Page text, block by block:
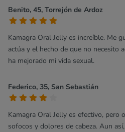
Benito, 45, Torrejón de Ardoz
Kamagra Oral Jelly es increíble. Me
actúa y el hecho de que no necesito
ha mejorado mi vida sexual.
Federico, 35, San Sebastián
Kamagra Oral Jelly es efectivo, pero
sofocos y dolores de cabeza. Aun